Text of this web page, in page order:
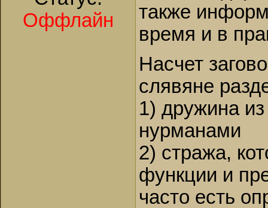
Оффлайн
также
время и в
Насчет
слявяне
1) дружина
нурманами
2) стража,
функции и
часто есть